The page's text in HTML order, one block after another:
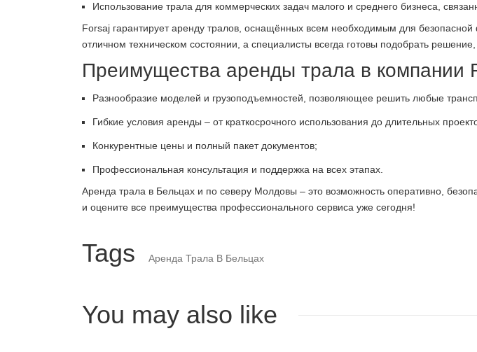
Использование трала для коммерческих задач малого и среднего бизнеса,
Forsaj гарантирует аренду тралов, оснащённых всем необходимым для
отличном техническом состоянии, а специалисты всегда готовы подобрать
Преимущества аренды трала в компании
Разнообразие моделей и грузоподъемностей, позволяющее решить любые
Гибкие условия аренды – от краткосрочного использования до длительных
Конкурентные цены и полный пакет документов;
Профессиональная консультация и поддержка на всех этапах.
Аренда трала в Бельцах и по северу Молдовы – это возможность оперативно,
и оцените все преимущества профессионального сервиса уже сегодня!
Tags Аренда Трала В Бельцах
You may also like